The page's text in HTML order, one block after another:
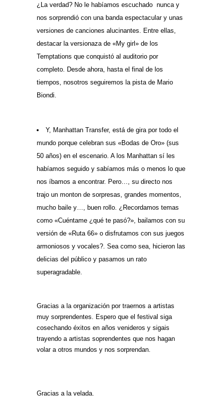
¿La verdad? No le habíamos escuchado nunca y
nos sorprendió con una banda espectacular y unas
versiones de canciones alucinantes. Entre ellas,
destacar la versionaza de «My girl» de los
Temptations que conquistó al auditorio por
completo. Desde ahora, hasta el final de los
tiempos, nosotros seguiremos la pista de Mario
Biondi.
Y, Manhattan Transfer, está de gira por todo el
mundo porque celebran sus «Bodas de Oro» (sus
50 años) en el escenario. A los Manhattan sí les
habíamos seguido y sabíamos más o menos lo que
nos íbamos a encontrar. Pero…, su directo nos
trajo un monton de sorpresas, grandes momentos,
mucho baile y…, buen rollo. ¿Recordamos temas
como «Cuéntame ¿qué te pasó?», bailamos con su
versión de «Ruta 66» o disfrutamos con sus juegos
armoniosos y vocales?. Sea como sea, hicieron las
delicias del público y pasamos un rato
superagradable.
Gracias a la organización por traernos a artistas
muy sorprendentes. Espero que el festival siga
cosechando éxitos en años venideros y sigais
trayendo a artistas soprendentes que nos hagan
volar a otros mundos y nos sorprendan.
Gracias a la velada.